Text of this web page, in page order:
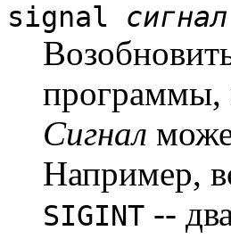
signal сигнал
программы,
Сигнал
Например,
SIGINT --